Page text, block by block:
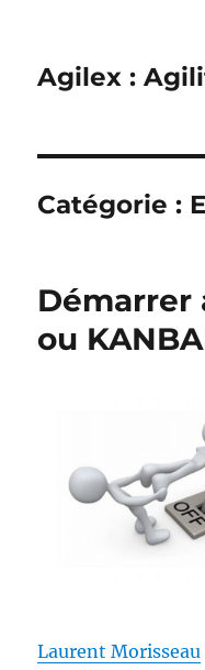
Agilex :
Catégorie :
Démarrer
ou
Laurent Morisseau